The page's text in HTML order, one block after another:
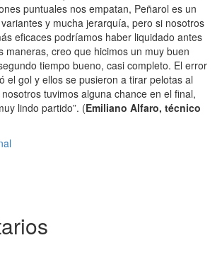
puntuales nos empatan, Peñarol es un
y mucha jerarquía, pero si nosotros
eficaces podríamos haber liquidado antes
maneras, creo que hicimos un muy buen
tiempo bueno, casi completo. El error
el gol y ellos se pusieron a tirar pelotas al
tuvimos alguna chance en el final,
lindo partido”. (Emiliano Alfaro, técnico